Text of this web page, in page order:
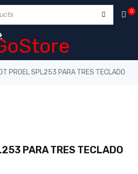
0
PROEL SPL253 PARA TRES TECLADO
PARA TRES TECLADO